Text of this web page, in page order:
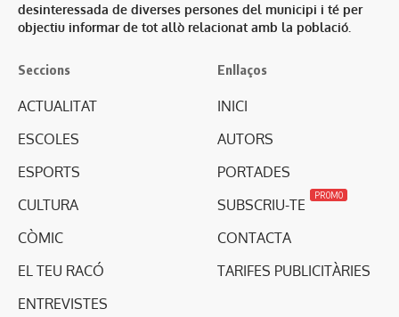
desinteressada de diverses persones del municipi i té per
objectiu informar de tot allò relacionat amb la població.
Seccions
ACTUALITAT
ESCOLES
ESPORTS
CULTURA
CÒMIC
EL TEU RACÓ
ENTREVISTES
Enllaços
INICI
AUTORS
PORTADES
SUBSCRIU-TE
PROMO
CONTACTA
TARIFES PUBLICITÀRIES